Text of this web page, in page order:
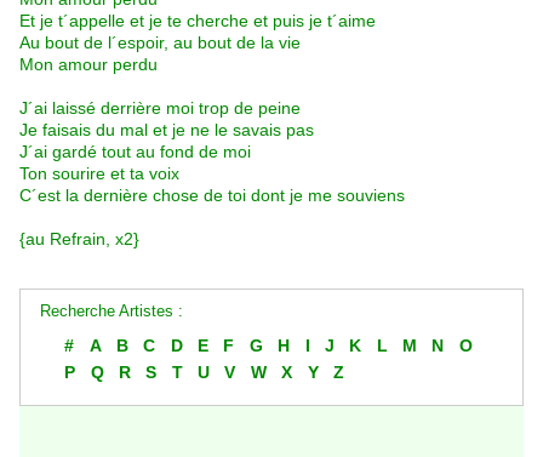
Et je t´appelle et je te cherche et puis je t´aime
Au bout de l´espoir, au bout de la vie
Mon amour perdu
J´ai laissé derrière moi trop de peine
Je faisais du mal et je ne le savais pas
J´ai gardé tout au fond de moi
Ton sourire et ta voix
C´est la dernière chose de toi dont je me souviens
{au Refrain, x2}
Recherche Artistes :
# A B C D E F G H I J K L M N
O
P
Q R S T U V W X Y Z